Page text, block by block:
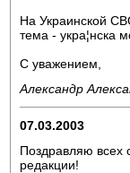
На Украинской
тема - укра¦нска
С уважением,
Александр
07.03.2003
Поздравляю всех
редакции!